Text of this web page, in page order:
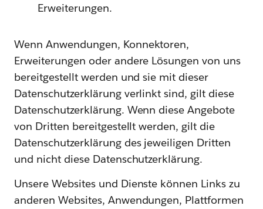
Erweiterungen.
Wenn Anwendungen, Konnektoren,
Erweiterungen oder andere Lösungen von uns
bereitgestellt werden und sie mit dieser
Datenschutzerklärung verlinkt sind, gilt diese
Datenschutzerklärung. Wenn diese Angebote
von Dritten bereitgestellt werden, gilt die
Datenschutzerklärung des jeweiligen Dritten
und nicht diese Datenschutzerklärung.
Unsere Websites und Dienste können Links zu
anderen Websites, Anwendungen, Plattformen